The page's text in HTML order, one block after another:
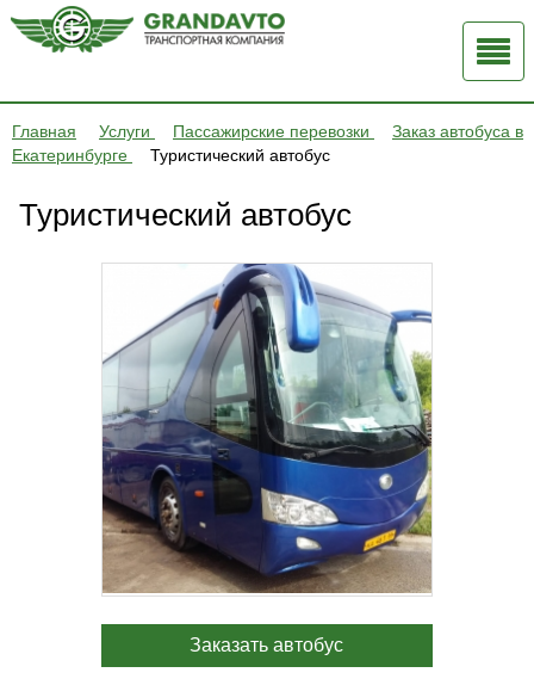
Главная Услуги Пассажирские перевозки
Заказ автобуса в
Екатеринбурге
Туристический автобус
Туристический автобус
Заказать автобус